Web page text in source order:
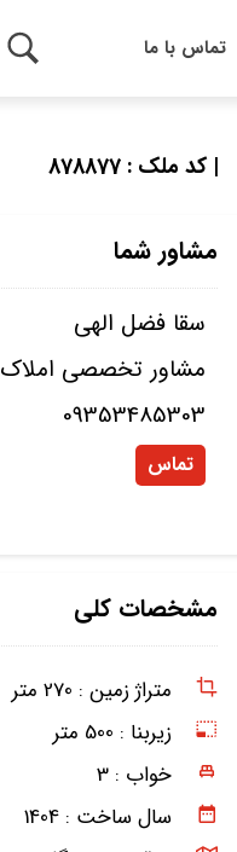
تماس با ما
| کد ملک : 878877
مشاور شما
سقا فضل الهی
مشاور تخصصی املاک
09353485303
تماس
مشخصات کلی
متراژ زمین : 270 متر
زیربنا : 500 متر
خواب : 3
سال ساخت : 1404